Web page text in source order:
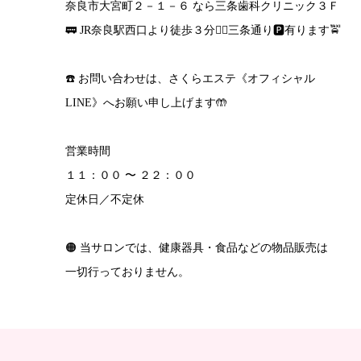
奈良市大宮町２－１－６ なら三条歯科クリニック３Ｆ
🚃 JR奈良駅西口より徒歩３分🚶‍♀️三条通り🅿️有ります🚖
☎️ お問い合わせは、さくらエステ《オフィシャル
LINE》へお願い申し上げます🤲
営業時間
１１：００ 〜 ２２：００
定休日／不定休
🟠 当サロンでは、健康器具・食品などの物品販売は
一切行っておりません。